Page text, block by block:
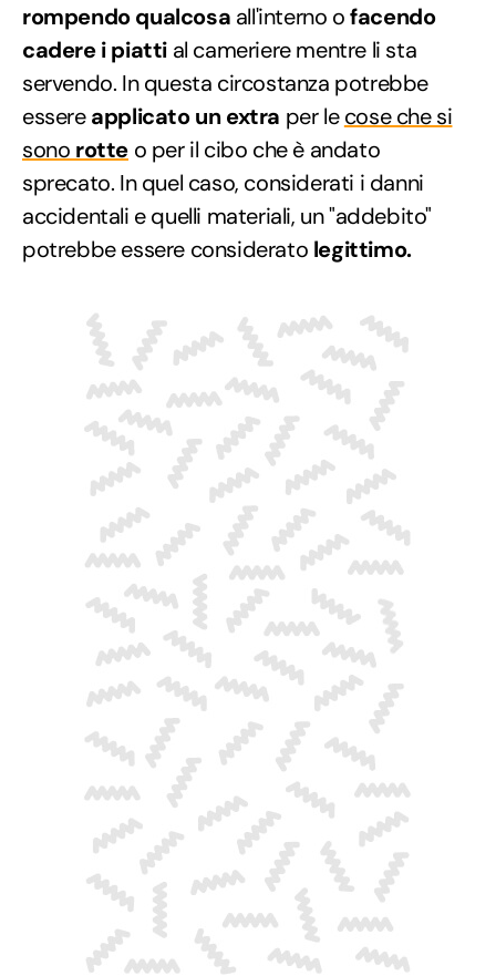
rompendo qualcosa all'interno ofacendo
cadere i piatti al cameriere mentre li sta
servendo. In questa circostanza potrebbe
essereapplicato un extra per lecose che si
sono rotte o per il cibo che è andato
sprecato. In quel caso, considerati i danni
accidentali e quelli materiali, un "addebito"
potrebbe essere considerato legittimo.